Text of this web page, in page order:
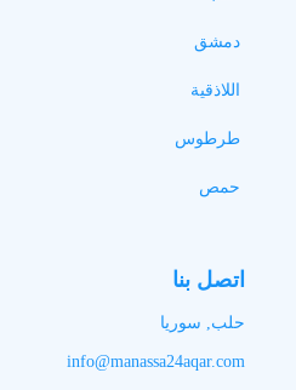
دمشق
اللاذقية
طرطوس
حمص
اتصل بنا
حلب, سوريا
info@manassa24aqar.com